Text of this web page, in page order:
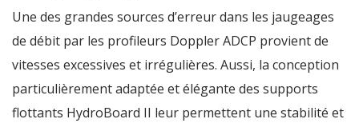
Une des grandes sources d’erreur dans les jaugeages
de débit par les profileurs Doppler ADCP provient de
vitesses excessives et irrégulières. Aussi, la conception
particulièrement adaptée et élégante des supports
flottants HydroBoard II leur permettent une stabilité et